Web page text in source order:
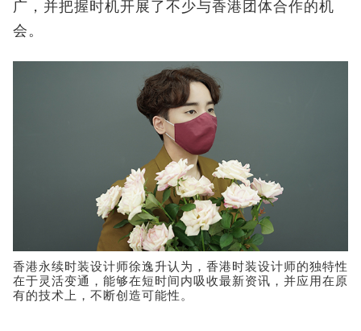
广，并把握时机开展了不少与香港团体合作的机
会。
香港永续时装设计师徐逸升认为，香港时装设计师的独特性
在于灵活变通，能够在短时间内吸收最新资讯，并应用在原
有的技术上，不断创造可能性。